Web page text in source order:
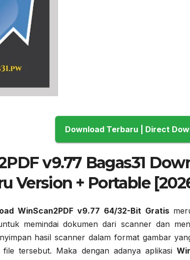
Download Terbaru |
v9.77 Bagas31
Version + Portable
WinScan2PDF v9.77 64/32-Bit Gratis
memindai dokumen dari scanner dan
hasil scanner dalam format gambar
file tersebut. Maka dengan adanya aplikasi